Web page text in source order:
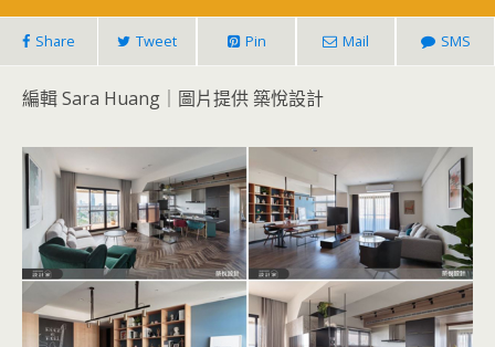
Share Tweet Pin Mail SMS
編輯 Sara Huang｜圖片提供 築悅設計